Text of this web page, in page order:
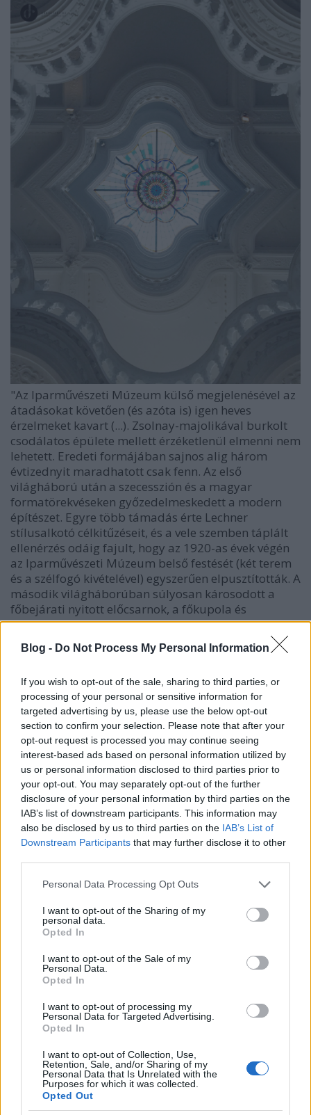
Blog - Do Not Process My Personal Information
If you wish to opt-out of the sale, sharing to third parties, or
processing of your personal or sensitive information for
targeted advertising by us, please use the below opt-out
section to confirm your selection. Please note that after your
opt-out request is processed you may continue seeing
interest-based ads based on personal information utilized by
us or personal information disclosed to third parties prior to
your opt-out. You may separately opt-out of the further
disclosure of your personal information by third parties on the
IAB’s list of downstream participants. This information may
also be disclosed by us to third parties on the IAB’s List of
Downstream Participants that may further disclose it to other
Please note that this website/app uses one or more Google
not limited to your visit or usage behaviour. You may click to
grant or deny consent to Google and its third-party tags to
use your data for below specified purposes in below Google
consent section.
Personal Data Processing Opt Outs
I want to opt-out of the Sharing of my
personal data.
Opted In
I want to opt-out of the Sale of my
Personal Data.
Opted In
I want to opt-out of processing my
Personal Data for Targeted Advertising.
Opted In
I want to opt-out of Collection, Use,
Retention, Sale, and/or Sharing of my
Personal Data that Is Unrelated with the
Purposes for which it was collected.
Opted Out
"Az Iparművészeti Múzeum külső megjelenésével az
átadásokat követően (és azóta is) igen heves
érzelmeket kavart (...). Zsolnay-majolikával burkolt
csodálatos épülete mellett érzéketlenül elmenni nem
lehetett. Eredeti formájában sajnos alig három
évtizednyit maradhatott csak fenn. Az első
világháború után a szecesszión és a magyar
formatörekvéseken győzedelmeskedett a modern
építészet. Egyre több támadás érte Lechner
stílusalkotó célkitűzéseit, és a vele szemben táplált
ellenérzés odáig fajult, hogy az 1920-as évek végén
az Iparművészeti Múzeum belső festését (két terem
és a szélfogó kivételével) egyszerűen elpusztították. A
második világháborúban súlyosan károsodott a
főbejárati nyitott előcsarnok, a főkupola és
pártázata. Elpusztult anagy kiállítási csarnok
és a Hőgyes utca felöli sarokkupola.1949-
re a nagycsarnokot ugyan helyreállították, de nem
padlóburkolata sem lett arégi virágmustrás terazzó
Fehéren maradtak a falak és csupaszon a második
emeletikupolaterem."